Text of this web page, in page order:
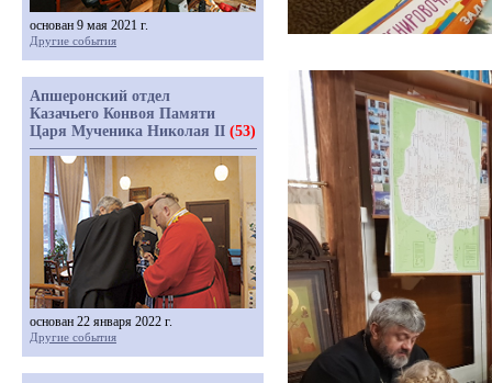
основан 9 мая 2021 г.
Другие события
Апшеронский отдел
Казачьего Конвоя Памяти
Царя Мученика Николая II (53)
основан 22 января 2022 г.
Другие события